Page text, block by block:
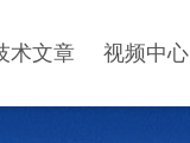
术文章 视频中心